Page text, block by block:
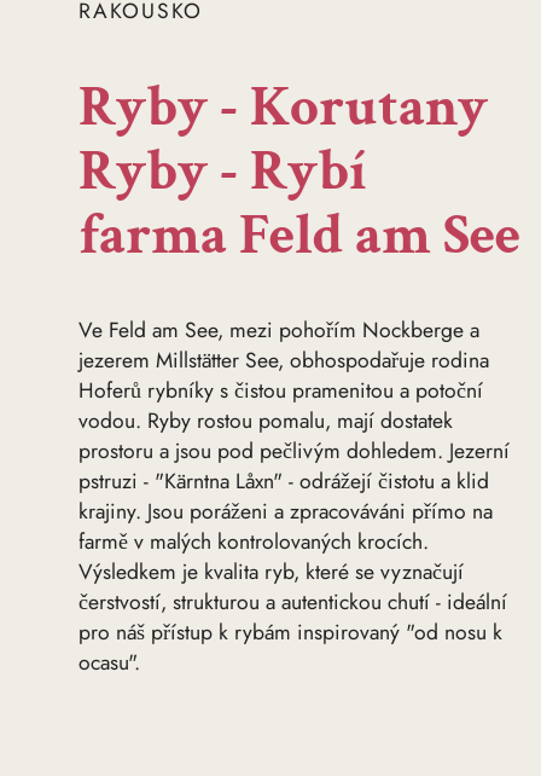
RAKOUSKO
Ryby - Korutany
Ryby - Rybí
farma Feld am See
Ve Feld am See, mezi pohořím Nockberge a
jezerem Millstätter See, obhospodařuje rodina
Hoferů rybníky s čistou pramenitou a potoční
vodou. Ryby rostou pomalu, mají dostatek
prostoru a jsou pod pečlivým dohledem. Jezerní
pstruzi - "Kärntna Låxn" - odrážejí čistotu a klid
krajiny. Jsou poráženi a zpracováváni přímo na
farmě v malých kontrolovaných krocích.
Výsledkem je kvalita ryb, které se vyznačují
čerstvostí, strukturou a autentickou chutí - ideální
pro náš přístup k rybám inspirovaný "od nosu k
ocasu".